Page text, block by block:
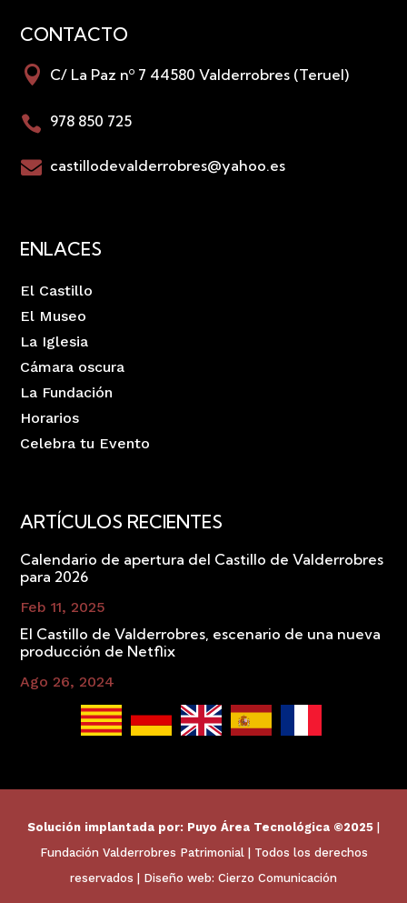
CONTACTO
 C/ La Paz nº 7 44580 Valderrobres (Teruel)
 978 850 725
 castillodevalderrobres@yahoo.es
ENLACES
El Castillo
El Museo
La Iglesia
Cámara oscura
La Fundación
Horarios
Celebra tu Evento
ARTÍCULOS RECIENTES
Calendario de apertura del Castillo de Valderrobres
para 2026
Feb 11, 2025
El Castillo de Valderrobres, escenario de una nueva
producción de Netflix
Ago 26, 2024
Solución implantada por: Puyo Área Tecnológica ©2025
Fundación Valderrobres Patrimonial | Todos los derechos
reservados | Diseño web: Cierzo Comunicación